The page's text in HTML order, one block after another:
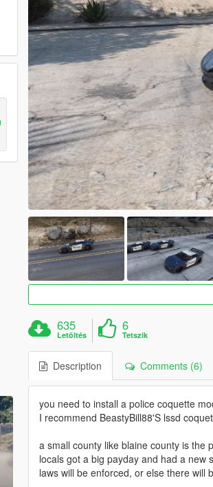
635
Letöltés
6
Tetszik
Description Comments (6)
you need to install a police coquette
I recommend BeastyBill88'S lssd
a small county like blaine county is the
locals got a big payday and had a new
laws will be enforced, or else there will